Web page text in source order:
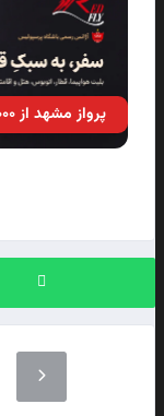
پرواز مشهد از ۱٬۴۲۶٬۰۰۰ تومان